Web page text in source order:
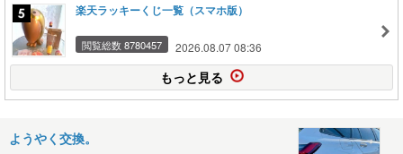
楽天ラッキーくじ一覧（スマホ版）
閲覧総数 8780457 2026.08.07 08:36
もっと見る
ようやく交換。